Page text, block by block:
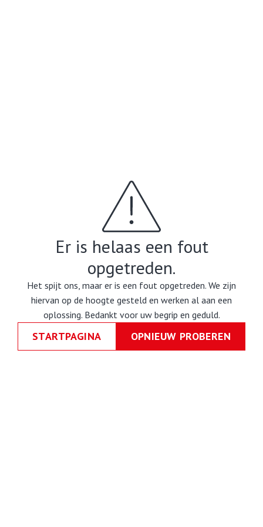
Er is helaas een fout
opgetreden.
Het spijt ons, maar er is een fout opgetreden. We zijn
hiervan op de hoogte gesteld en werken al aan een
oplossing. Bedankt voor uw begrip en geduld.
STARTPAGINA OPNIEUW PROBEREN